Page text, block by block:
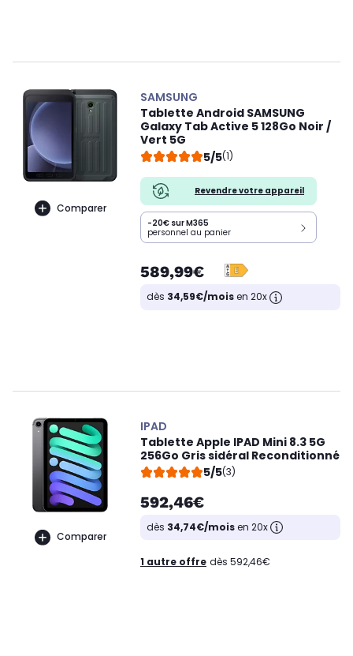
Comparer
SAMSUNG
Tablette Android SAMSUNG
Galaxy Tab Active 5 128Go Noir /
Vert 5G
5/5(1)
Revendre votre appareil
-20€ sur M365
personnel au panier
589,99€
dès 34,59€/moisen 20x
Comparer
IPAD
Tablette Apple IPAD Mini 8.3 5G
256Go Gris sidéral Reconditionné
5/5(3)
592,46€
dès 34,74€/moisen 20x
1 autre offre dès 592,46€